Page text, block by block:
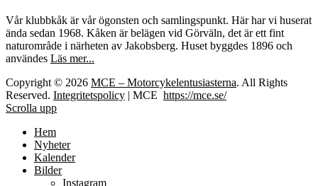
Vår klubbkåk är vår ögonsten och samlingspunkt. Här har vi huserat
ända sedan 1968. Kåken är belägen vid Görväln, det är ett fint
naturområde i närheten av Jakobsberg. Huset byggdes 1896 och
användes Läs mer...
Copyright © 2026 MCE – Motorcykelentusiasterna. All Rights
Reserved. Integritetspolicy | MCE https://mce.se/
Scrolla upp
Hem
Nyheter
Kalender
Bilder
Instagram